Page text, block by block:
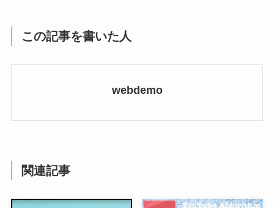
この記事を書いた人
webdemo
関連記事